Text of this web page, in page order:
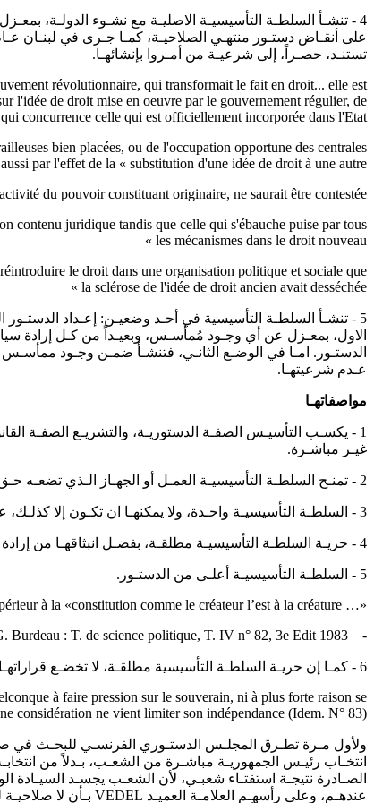
4 - تنشـأ السلطـة التأسيسيـة الاصليـة مع نشـوء الدولـة،
تستنـد، حصـراً، إلى شرعيـة من أمـروا بإنشائهـا.
révolutionnaire, qui transformait le fait en droit... elle est
l'idée de droit mise en oeuvre par le gouvernement régulier, de
concurrence celle qui est officiellement incorporée dans l'Etat »
bien placées, ou de l'occupation opportune des centrales
par l'effet de la « substitution d'une idée de droit à une autre »
du pouvoir constituant originaire, ne saurait être contestée.
contenu juridique tandis que celle qui s'ébauche puise par tous
les mécanismes dans le droit nouveau »
le droit dans une organisation politique et sociale que
la sclérose de l'idée de droit ancien avait desséchée »
5 - تنشـأ السلطـة التأسيسية في أحـد وضعيـن: إعـداد الدستـور
الاول، بمعـزل عن أي وجـود مُمأسـس، وبعيـداً من كـل إرادة
الدستـور. امـا في الوضـع الثانـي، فتنشـأ ضمـن وجـود ممأسـس
عـدم شرعيتهـا.
مواصفاتهـا
1 - يكسـب التأسيـس الصفـة الدستوريـة، والتشريـع الصفـة
غيـر مباشـرة.
2 - تمنـح السلطـة التأسيسيـة العمـل أو الجهـاز الـذي تضعـه حـق الصـدارة المطلقـة على كـل مـا عـداه من أعمـال وأجهـزة، وتكـون لهـا بمثابـة المبـدأ والقاعـدة.
3 - السلطـة التأسيسيـة واحـدة، ولا يمكنهـا ان تكـون إلا كذلـك، على صـورة مصدرهـا الحصـري الـذي هـو الشعـب في كـل الديموقراطيـات.
4 - حريـة السلطـة التأسيسيـة مطلقـة، بفضـل انبثاقهـا من إرادة الشعـب. قراراتهـا لا تخضـع لأي قيـد، وليـس عليهـا من رقيـب إلا هي بالـذات.
5 - السلطـة التأسيسيـة أعلـى من الدستـور.
«… C’est constater ensuite que le pouvoir constituant est supérieur à la «constitution comme le créateur l’est à la créature..
- G. Burdeau : T. de science politique, T. IV n° 82, 3e Edit 1983.
6 - كمـا إن حريـة السلطـة التأسيسية مطلقـة، لا تخضـع قراراتهـا لأي قيـد:
à faire pression sur le souverain, ni à plus forte raison se
considération ne vient limiter son indépendance (Idem. N° 83).
انتخـاب رئيـس الجمهوريـة مباشـرة من الشعـب، بـدلاً من
الصـادرة نتيجـة استفتـاء شعبـي، لأن الشعـب يجسـد السيـادة